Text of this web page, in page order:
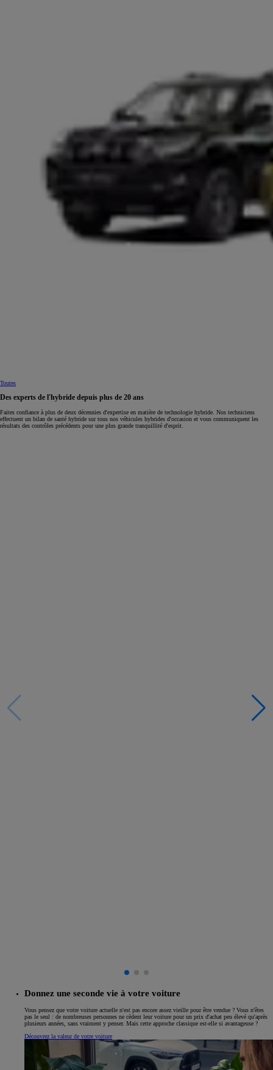
Toutes
Des experts de l'hybride depuis plus de 20 ans
Faites confiance à plus de deux décennies d'expertise en matière de technologie hybride. Nos techniciens
effectuent un bilan de santé hybride sur tous nos véhicules hybrides d'occasion et vous communiquent les
résultats des contrôles précédents pour une plus grande tranquillité d'esprit.
Donnez une seconde vie à votre voiture
Vous pensez que votre voiture actuelle n'est pas encore assez vieille pour être vendue ? Vous n'êtes
pas le seul : de nombreuses personnes ne cèdent leur voiture pour un prix d'achat peu élevé qu'après
plusieurs années, sans vraiment y penser. Mais cette approche classique est-elle si avantageuse ?
Découvrez la valeur de votre voiture